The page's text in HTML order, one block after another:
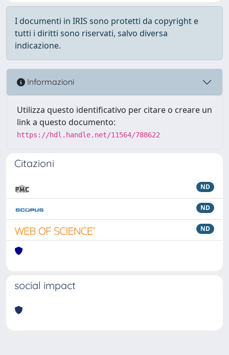
I documenti in IRIS sono protetti da copyright e
tutti i diritti sono riservati, salvo diversa
indicazione.
Informazioni
Utilizza questo identificativo per citare o creare un
link a questo documento:
https://hdl.handle.net/11564/788622
Citazioni
ND
ND
ND
social impact